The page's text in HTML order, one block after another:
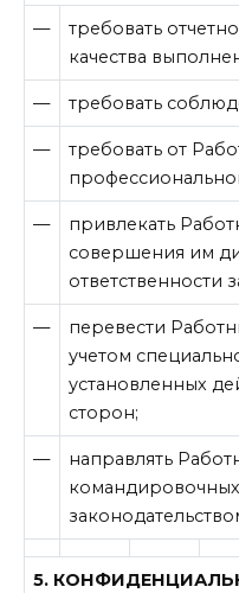
—
требовать
качества
— требовать
—
требовать от
—
привлекать
совершения им
—
перевести
учетом
установленных
сторон;
—
направлять
5.